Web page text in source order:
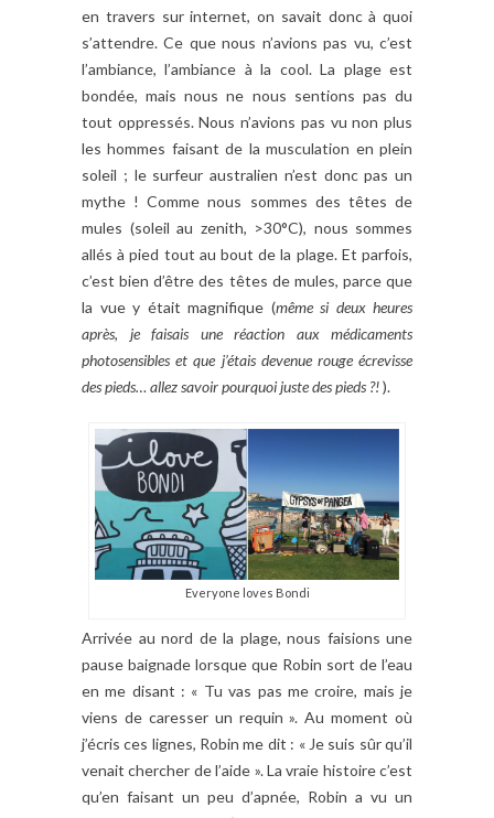
en travers sur internet, on savait donc à quoi
s’attendre. Ce que nous n’avions pas vu, c’est
l’ambiance, l’ambiance à la cool. La plage est
bondée, mais nous ne nous sentions pas du
tout oppressés. Nous n’avions pas vu non plus
les hommes faisant de la musculation en plein
soleil ; le surfeur australien n’est donc pas un
mythe ! Comme nous sommes des têtes de
mules (soleil au zenith, >30°C), nous sommes
allés à pied tout au bout de la plage. Et parfois,
c’est bien d’être des têtes de mules, parce que
la vue y était magnifique (même si deux heures
après, je faisais une réaction aux médicaments
photosensibles et que j’étais devenue rouge écrevisse
des pieds… allez savoir pourquoi juste des pieds ?!).
Everyone loves Bondi
Arrivée au nord de la plage, nous faisions une
pause baignade lorsque que Robin sort de l’eau
en me disant : « Tu vas pas me croire, mais je
viens de caresser un requin ». Au moment où
j’écris ces lignes, Robin me dit : « Je suis sûr qu’il
venait chercher de l’aide ». La vraie histoire c’est
qu’en faisant un peu d’apnée, Robin a vu un